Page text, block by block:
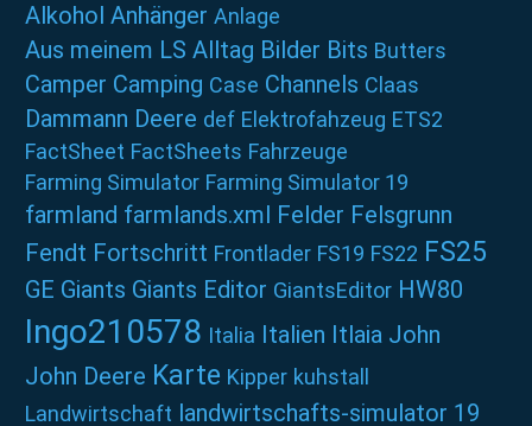
Alkohol Anhänger Anlage
Aus meinem LS Alltag Bilder Bits Butters
Camper Camping Case Channels Claas
Dammann Deere def Elektrofahzeug ETS2
FactSheet FactSheets Fahrzeuge
Farming Simulator Farming Simulator 19
farmland farmlands.xml Felder Felsgrunn
Fendt Fortschritt Frontlader FS19 FS22 FS25
GE Giants Giants Editor GiantsEditor HW80
Ingo210578 Italia Italien Itlaia John
John Deere Karte Kipper kuhstall
Landwirtschaft landwirtschafts-simulator 19